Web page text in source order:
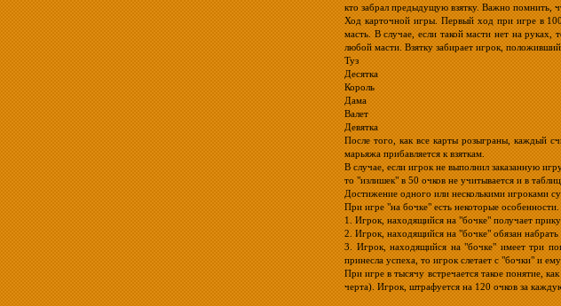
кто забрал предыдущую взятку. Важно помнить,
Ход карточной игры. Первый ход при игре в
масть. В случае, если такой масти нет на руках,
любой масти. Взятку забирает игрок,
Туз
Десятка
Король
Дама
Валет
Девятка
После того, как все карты розыграны, каждый
марьяжа прибавляется к взяткам.
В случае, если игрок не выполнил заказанную
то "излишек" в 50 очков не учитывается и в
Достижение одного или несколькими игроками
При игре "на бочке" есть некоторые особенности.
1. Игрок, находящийся на "бочке" получает
2. Игрок, находящийся на "бочке" обязан набрать
3. Игрок, находящийся на "бочке" имеет три
принесла успеха, то игрок слетает с "бочки" и
При игре в тысячу встречается такое понятие,
черта). Игрок, штрафуется на 120 очков за